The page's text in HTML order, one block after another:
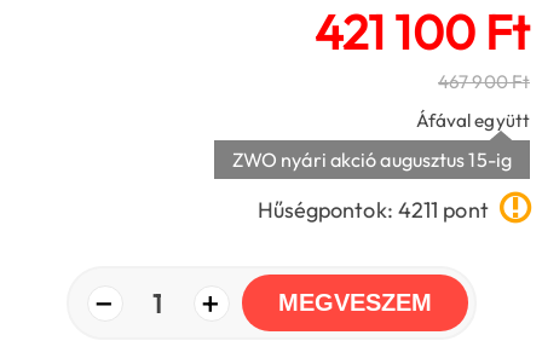
421 100 Ft
467 900 Ft
Áfával együtt
ZWO nyári akció augusztus 15-ig
Hűségpontok: 4211 pont
− 1 + MEGVESZEM